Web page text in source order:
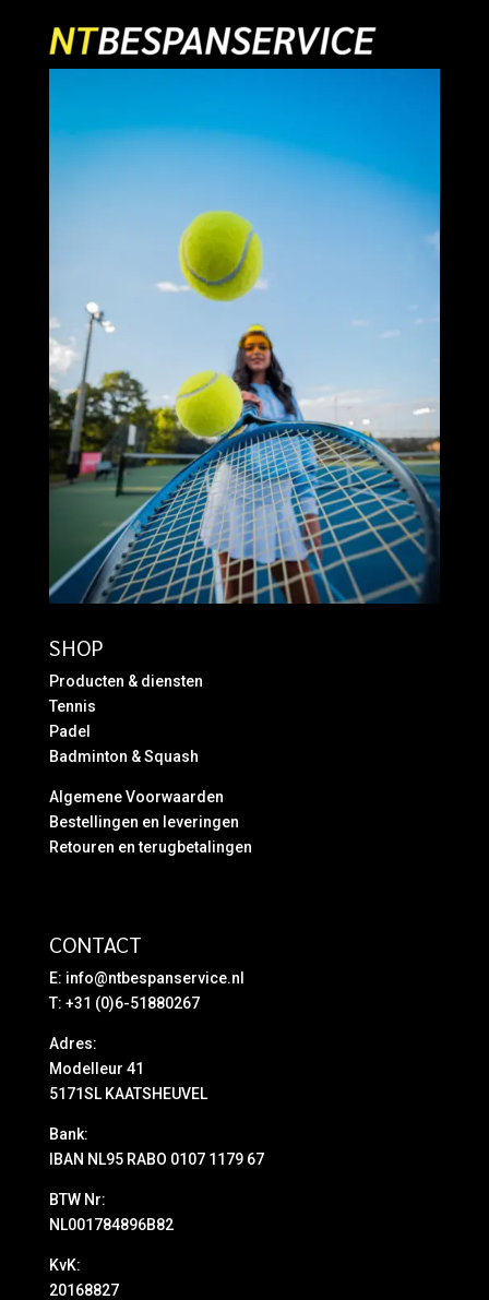
SHOP
Producten & diensten
Tennis
Padel
Badminton & Squash
Algemene Voorwaarden
Bestellingen en leveringen
Retouren en terugbetalingen
CONTACT
E: info@ntbespanservice.nl
T: +31 (0)6-51880267
Adres:
Modelleur 41
5171SL KAATSHEUVEL
Bank:
IBAN NL95 RABO 0107 1179 67
BTW Nr:
NL001784896B82
KvK:
20168827